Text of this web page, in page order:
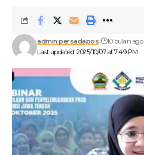
Last updated: 2025/10/07 at 7:49 PM
admin persadapos 10 bulan ago